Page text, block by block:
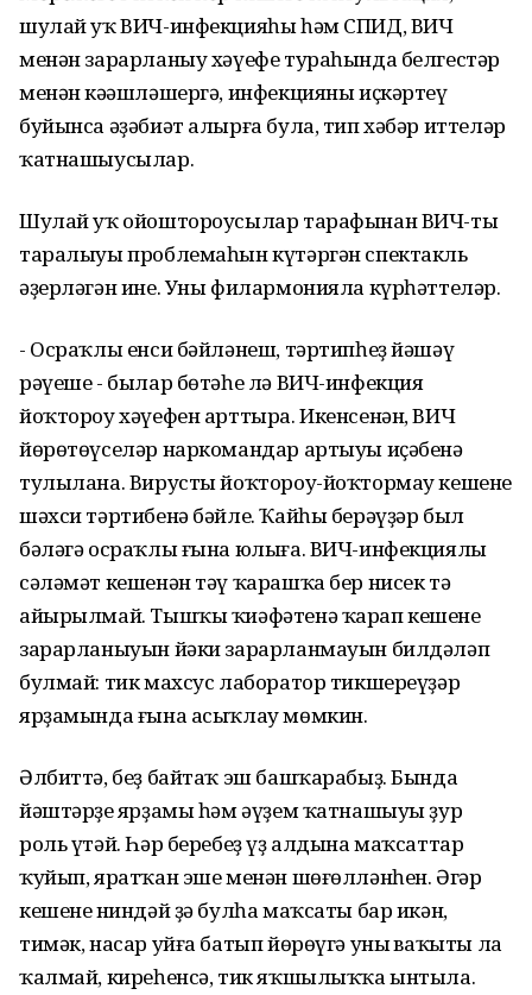
шулай уҡ ВИЧ-инфекцияһы һәм СПИД, ВИЧ
менән зарарланыу хәүефе тураһында белгестәр
менән кәңәшләшергә, инфекцияны иҫкәртеү
буйынса әҙәбиәт алырға була, тип хәбәр иттеләр
ҡатнашыусылар.
Шулай уҡ ойоштороусылар тарафынан ВИЧ-тың
таралыуы проблемаһын күтәргән спектакль
әҙерләгән ине. Уны филармонияла күрһәттеләр.
- Осраҡлы енси бәйләнеш, тәртипһеҙ йәшәү
рәүеше - былар бөтәһе лә ВИЧ-инфекция
йоҡтороу хәүефен арттыра. Икенсенән, ВИЧ
йөрөтөүселәр наркомандар артыуы иҫәбенә
тулылана. Вирусты йоҡтороу-йоҡтормау кешенең
шәхси тәртибенә бәйле. Ҡайһы берәүҙәр был
бәләгә осраҡлы ғына юлыға. ВИЧ-инфекциялы
сәләмәт кешенән тәү ҡарашҡа бер нисек тә
айырылмай. Тышҡы ҡиәфәтенә ҡарап кешенең
зарарланыуын йәки зарарланмауын билдәләп
булмай: тик махсус лаборатор тикшереүҙәр
ярҙамында ғына асыҡлау мөмкин.
Әлбиттә, беҙ байтаҡ эш башҡарабыҙ. Бында
йәштәрҙең ярҙамы һәм әүҙем ҡатнашыуы ҙур
роль үтәй. Һәр беребеҙ үҙ алдына маҡсаттар
ҡуйып, яратҡан эше менән шөғөлләнһен. Әгәр
кешенең ниндәй ҙә булһа маҡсаты бар икән,
тимәк, насар уйға батып йөрөүгә уның ваҡыты ла
ҡалмай, киреһенсә, тик яҡшылыҡҡа ынтыла.